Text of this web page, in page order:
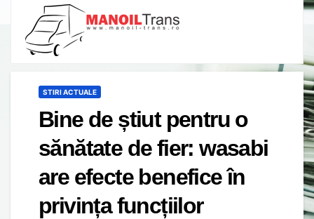
STIRI ACTUALE
Bine de știut pentru o
sănătate de fier: wasabi
are efecte benefice în
privința funcțiilor